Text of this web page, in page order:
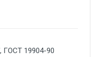
ГОСТ 19904-90